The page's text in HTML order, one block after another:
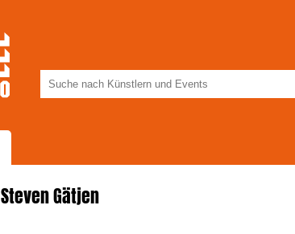
Steven Gätjen